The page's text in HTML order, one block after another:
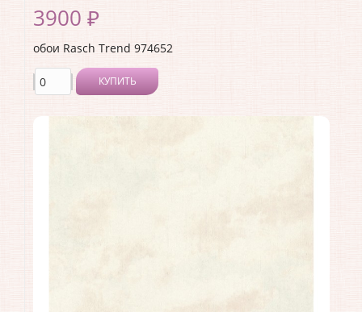
3900 ₽
обои Rasch Trend 974652
КУПИТЬ
Коллекция: Trend